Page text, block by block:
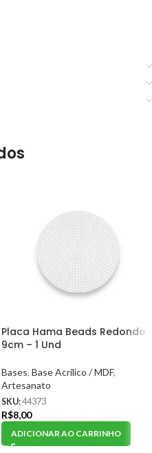
Placa Hama Beads Redondo
9cm – 1 Und
Bases, Base Acrílico / MDF,
Artesanato
SKU:44373
R$8,00
ADICIONAR AO CARRINHO